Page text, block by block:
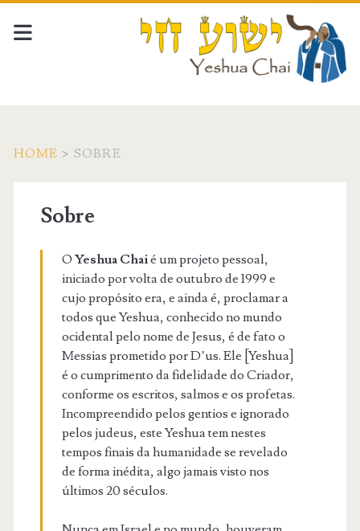
HOME > SOBRE
Sobre
O Yeshua Chaié um projeto pessoal,
iniciado por volta de outubro de 1999 e
cujo propósito era, e ainda é, proclamar a
todos que Yeshua, conhecido no mundo
ocidental pelo nome de Jesus, é de fato o
Messias prometido por D’us. Ele [Yeshua]
é o cumprimento da fidelidade do Criador,
conforme os escritos, salmos e os profetas.
Incompreendido pelos gentios e ignorado
pelos judeus, este Yeshua tem nestes
tempos finais da humanidade se revelado
de forma inédita, algo jamais visto nos
últimos 20 séculos.